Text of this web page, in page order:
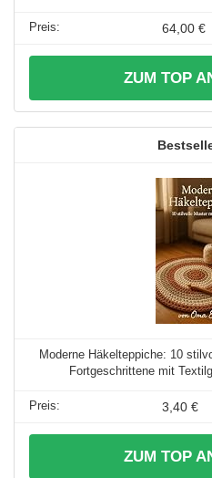
64,00 €
ZUM TOP
Moderne Häkelteppiche: 10
Fortgeschrittene mit
3,40 €
ZUM TOP